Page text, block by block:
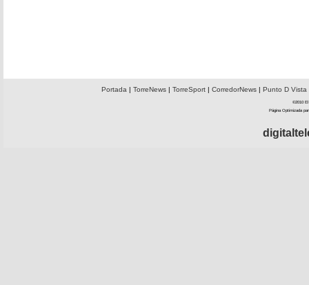
Portada | TorreNews| TorreSport| CorredorNews| Punto D Vista
©2010 El
Página Optimizada